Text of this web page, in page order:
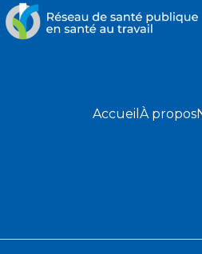
Accueil À propos